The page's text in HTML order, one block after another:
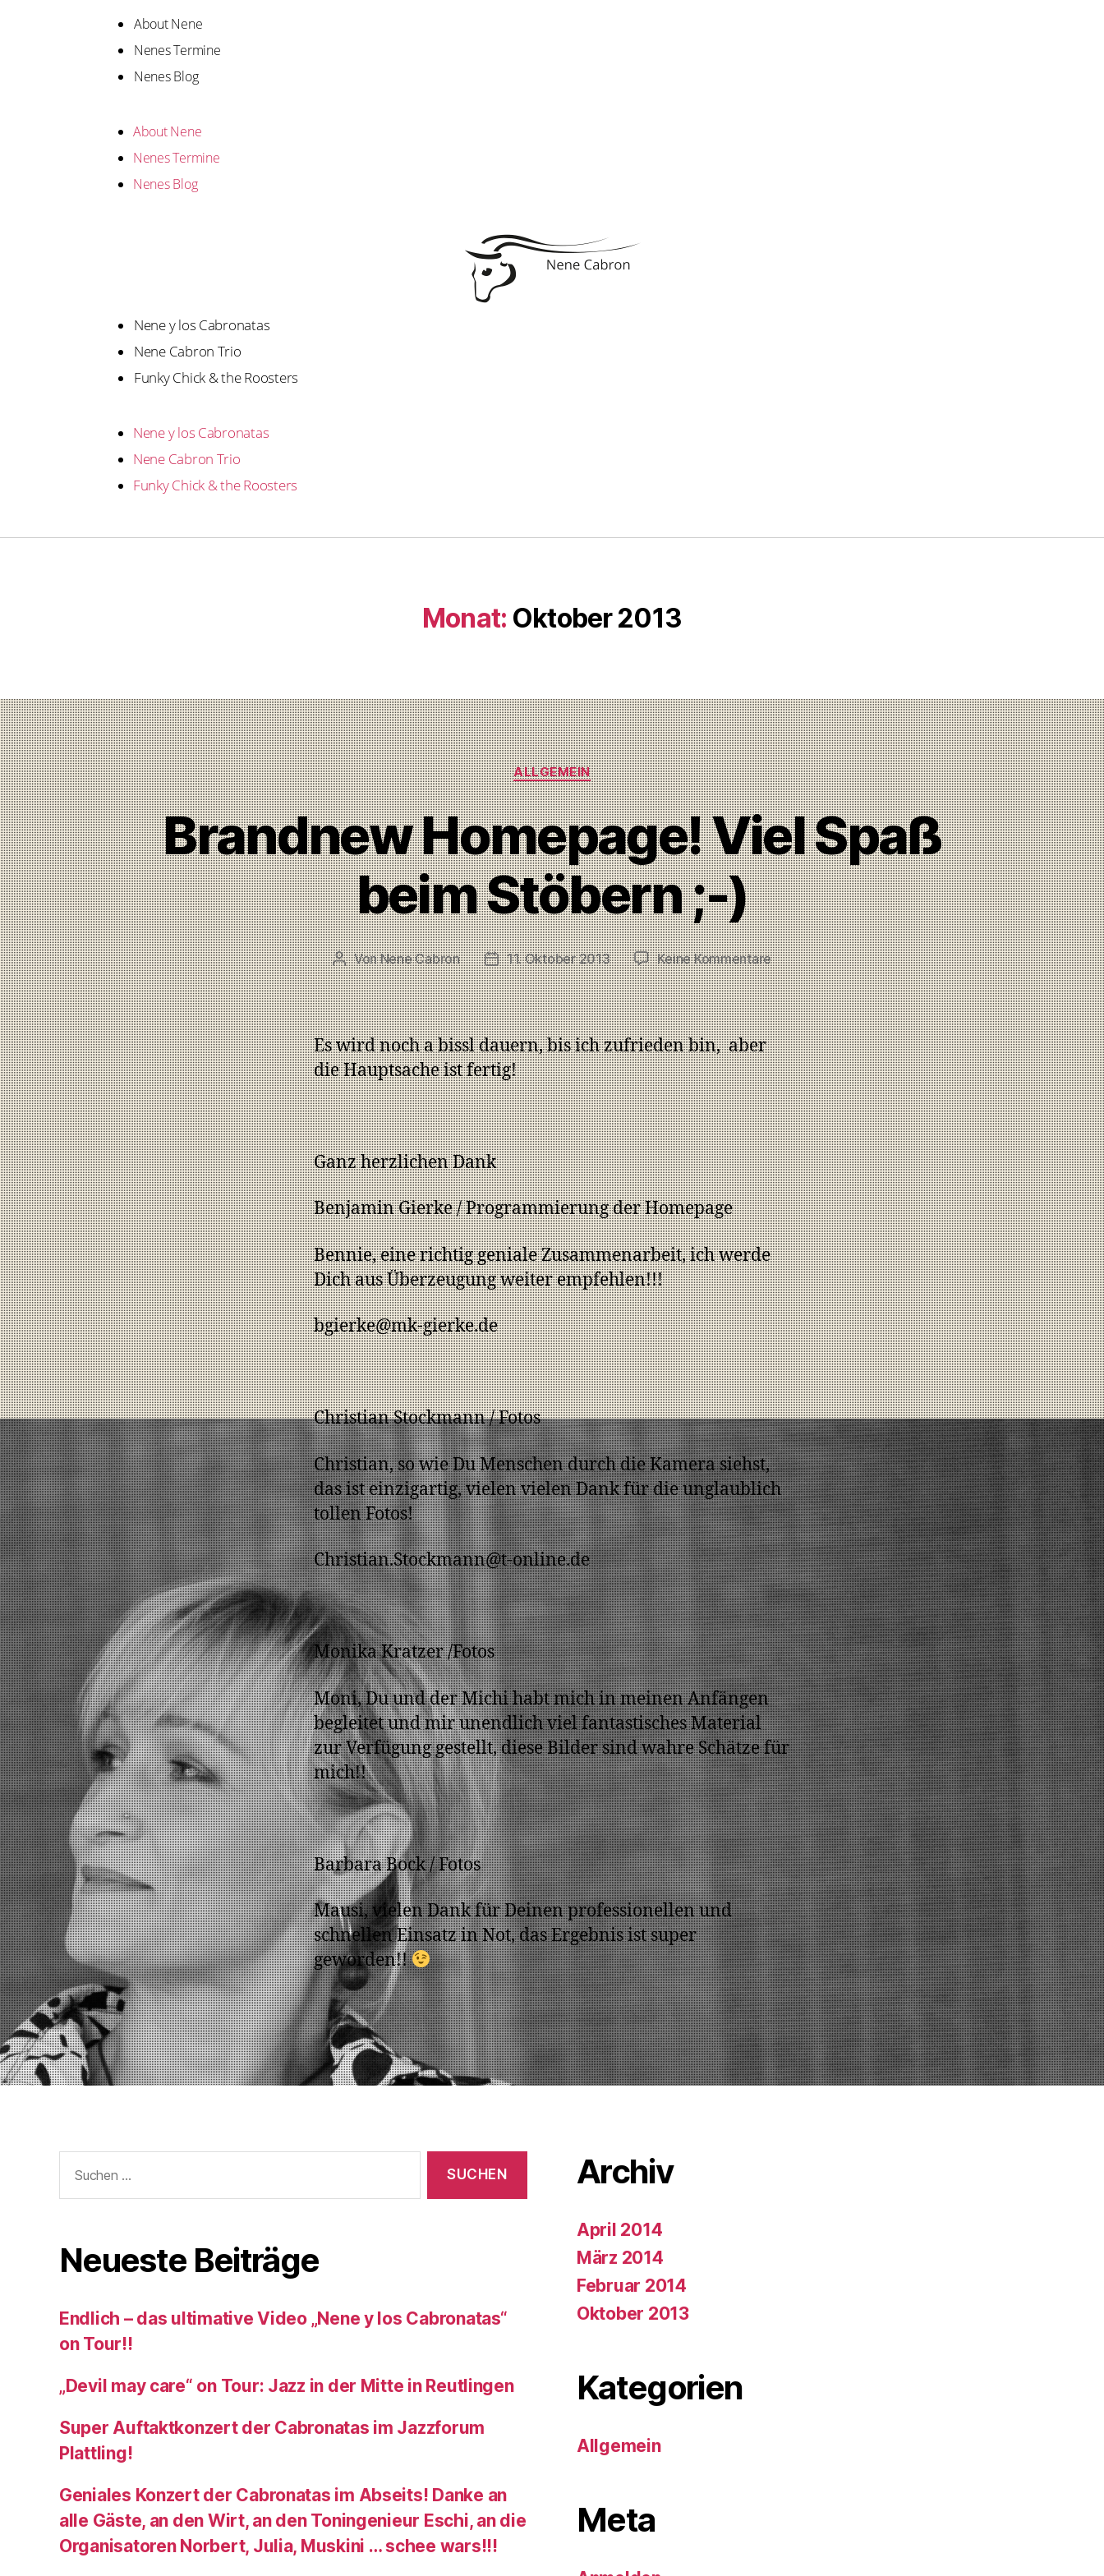
About Nene
Nenes Termine
Nenes Blog
About Nene
Nenes Termine
Nenes Blog
Nene y los Cabronatas
Nene Cabron Trio
Funky Chick & the Roosters
Nene y los Cabronatas
Nene Cabron Trio
Funky Chick & the Roosters
Monat: Oktober 2013
ALLGEMEIN
Brandnew Homepage! Viel Spaß
beim Stöbern ;-)
VonNene Cabron 11. Oktober 2013 Keine Kommentare
Es wird noch a bissl dauern, bis ich zufrieden bin, aber
die Hauptsache ist fertig!
Ganz herzlichen Dank
Benjamin Gierke / Programmierung der Homepage
Bennie, eine richtig geniale Zusammenarbeit, ich werde
Dich aus Überzeugung weiter empfehlen!!!
bgierke@mk-gierke.de
Christian Stockmann / Fotos
Christian, so wie Du Menschen durch die Kamera siehst,
das ist einzigartig, vielen vielen Dank für die unglaublich
tollen Fotos!
Christian.Stockmann@t-online.de
Monika Kratzer /Fotos
Moni, Du und der Michi habt mich in meinen Anfängen
begleitet und mir unendlich viel fantastisches Material
zur Verfügung gestellt, diese Bilder sind wahre Schätze für
mich!!
Barbara Bock / Fotos
Mausi, vielen Dank für Deinen professionellen und
schnellen Einsatz in Not, das Ergebnis ist super
geworden!!
Neueste Beiträge
Endlich – das ultimative Video „Nene y los Cabronatas“
on Tour!!
„Devil may care“ on Tour: Jazz in der Mitte in Reutlingen
Super Auftaktkonzert der Cabronatas im Jazzforum
Plattling!
Geniales Konzert der Cabronatas im Abseits! Danke an
alle Gäste, an den Wirt, an den Toningenieur Eschi, an die
Organisatoren Norbert, Julia, Muskini … schee wars!!!
Archiv
April 2014
März 2014
Februar 2014
Oktober 2013
Kategorien
Allgemein
Meta